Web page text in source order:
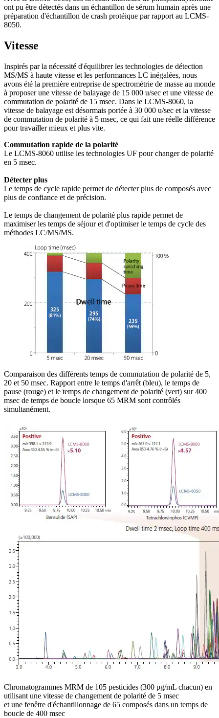
ont pu être détectés dans un échantillon de sérum humain après une
préparation d'échantillon de crash protéique par rapport au LCMS-
8050.
Vitesse
Inspirés par la nécessité d'équilibrer les technologies de détection
MS/MS à haute vitesse et les performances LC inégalées, nous
avons été la première entreprise de spectrométrie de masse au monde
à proposer une vitesse de balayage de 15 000 u/sec et une vitesse de
commutation de polarité de 15 msec. Dans le LCMS-8060, la
vitesse de balayage est désormais portée à 30 000 u/sec et la vitesse
de commutation de polarité à 5 msec, ce qui fait une réelle différence
pour travailler mieux et plus vite.
Commutation rapide de la polarité
Le LCMS-8060 utilise les technologies UF pour changer de polarité
en 5 msec.
Détecter plus
Le temps de cycle rapide permet de détecter plus de composés avec
plus de confiance et de précision.
Le temps de changement de polarité plus rapide permet de
maximiser les temps de séjour et d'optimiser le temps de cycle des
méthodes LC/MS/MS.
Comparaison des différents temps de commutation de polarité de 5,
20 et 50 msec. Rapport entre le temps d'arrêt (bleu), le temps de
pause (rouge) et le temps de changement de polarité (vert) sur 400
msec de temps de boucle lorsque 65 MRM sont contrôlés
simultanément.
Chromatogrammes MRM de 105 pesticides (300 pg/mL chacun) en
utilisant une vitesse de changement de polarité de 5 msec
et une fenêtre d'échantillonnage de 65 composés dans un temps de
boucle de 400 msec